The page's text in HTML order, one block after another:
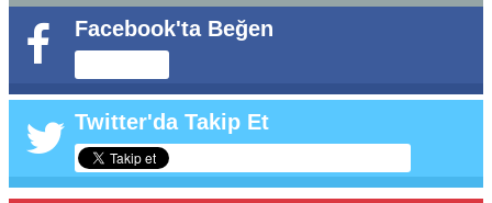
Facebook'ta Beğen
Twitter'da Takip Et